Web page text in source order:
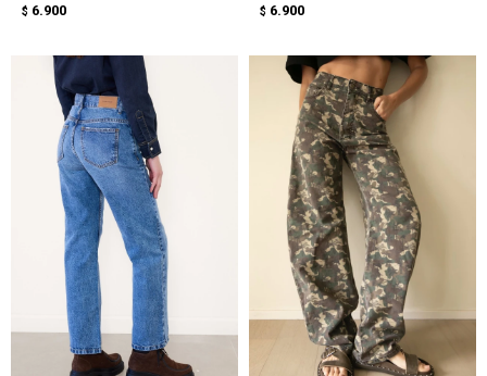
$ 6.900 $ 6.900